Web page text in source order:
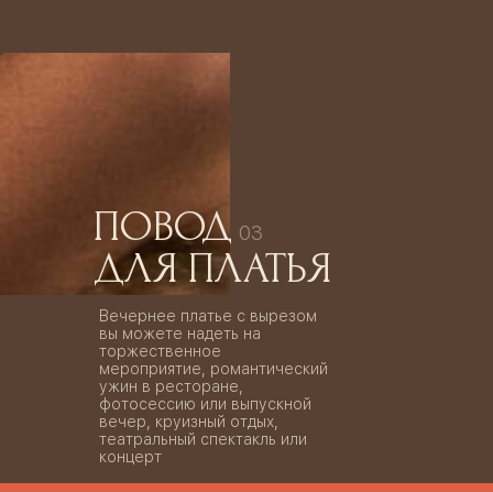
ПОВОД03
ДЛЯ ПЛАТЬЯ
Вечернее платье с вырезом
вы можете надеть на
торжественное
мероприятие, романтический
ужин в ресторане,
фотосессию или выпускной
вечер, круизный отдых,
театральный спектакль или
концерт